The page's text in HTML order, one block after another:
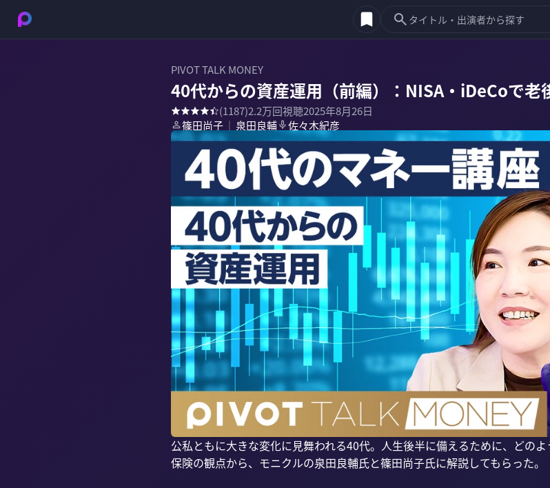
PIVOT TALK MONEY
40代からの資産運用（前編）：NISA・iDeCoで老
(1187)2.2万回視聴2025年8月26日
篠田尚子 ｜ 泉田良輔 佐々木紀彦
公私ともに大きな変化に見舞われる40代。人生後半に備えるために、どの
保険の観点から、モニクルの泉田良輔氏と篠田尚子氏に解説してもらった。